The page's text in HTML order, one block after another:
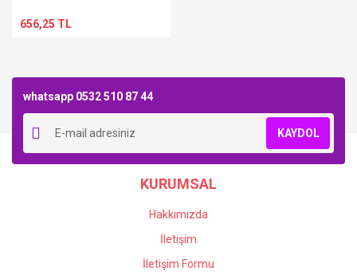
656,25 TL
whatsapp 0532 510 87 44
KAYDOL
KURUMSAL
Hakkımızda
İletişim
İletişim Formu